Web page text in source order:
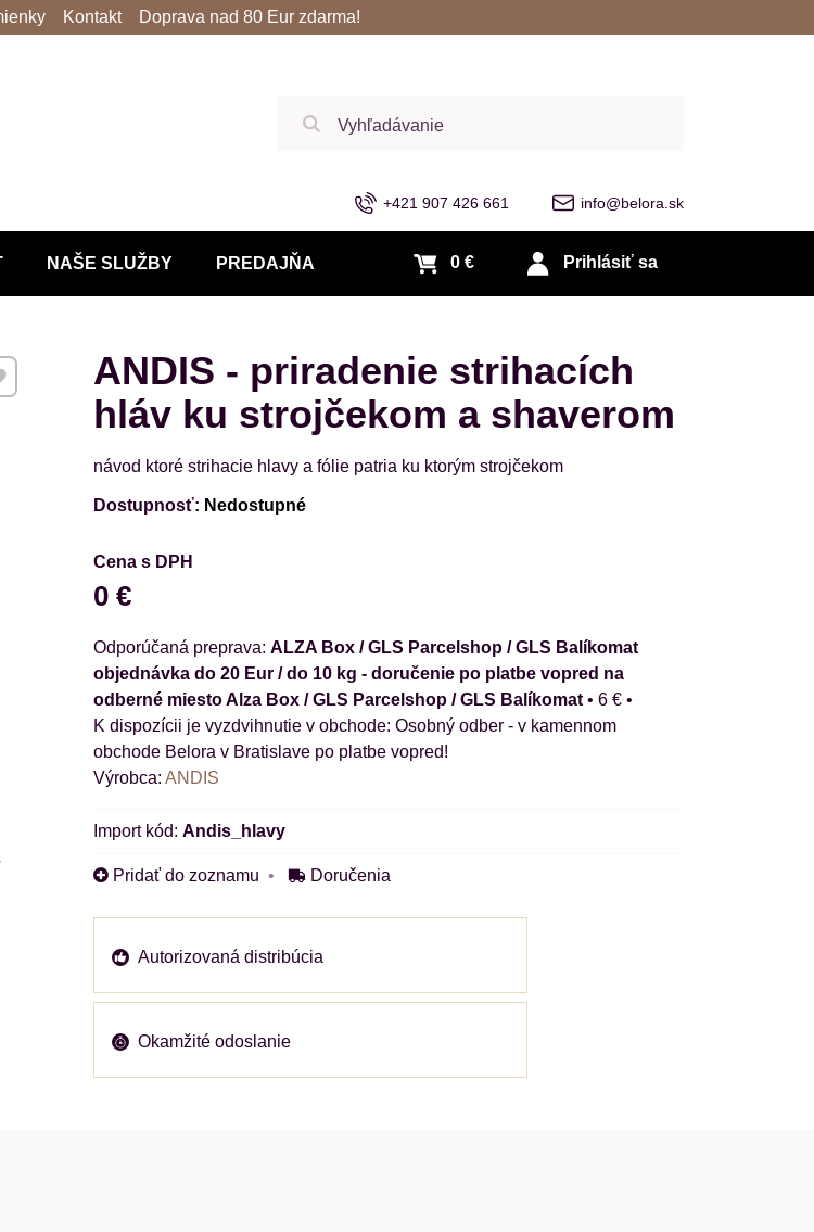
NAŠE SLUŽBY PREDAJŇA
+421 907 426 661 info@belora.sk
Prihlásiť sa
0 €
Kontakt Doprava nad 80 Eur zdarma!
ANDIS - priradenie strihacích
hláv ku strojčekom a shaverom
návod ktoré strihacie hlavy a fólie patria ku ktorým strojčekom
k Obľúbeným
Dostupnosť: Nedostupné
Cena s DPH
0 €
ALZA Box / GLS Parcelshop / GLS Balíkomat
objednávka do 20 Eur / do 10 kg - doručenie po platbe vopred na
odberné miesto Alza Box / GLS Parcelshop / GLS Balíkomat• 6 € •
Osobný odber - v kamennom
obchode Belora v Bratislave po platbe vopred!
Výrobca: ANDIS
Import kód: Andis_hlavy
Pridať do zoznamu Doručenia
Autorizovaná distribúcia
Okamžité odoslanie